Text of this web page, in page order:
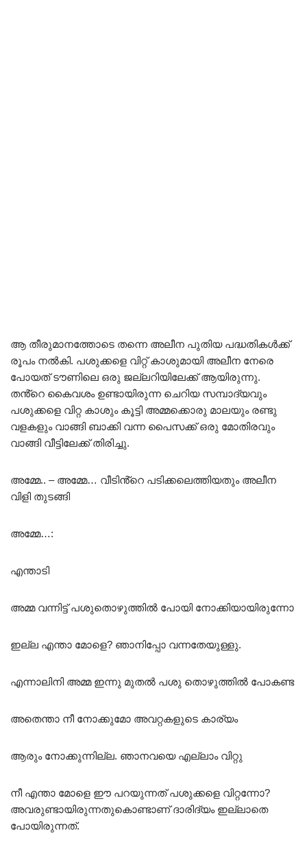
ആ തീരുമാനത്തോടെ തന്നെ അലീന പുതിയ പദ്ധതികൾക്ക്
രൂപം നൽകി. പശുക്കളെ വിറ്റ് കാശുമായി അലീന നേരെ
പോയത് ടൗണിലെ ഒരു ജല്ലറിയിലേക്ക് ആയിരുന്നു.
തൻ്റെ കൈവശം ഉണ്ടായിരുന്ന ചെറിയ സമ്പാദ്യവും
പശുക്കളെ വിറ്റ കാശും കൂട്ടി അമ്മക്കൊരു മാലയും രണ്ടു
വളകളും വാങ്ങി ബാക്കി വന്ന പൈസക്ക് ഒരു മോതിരവും
വാങ്ങി വീട്ടിലേക്ക് തിരിച്ചു.
അമ്മേ.. – അമ്മേ… വീടിൻ്റെ പടിക്കലെത്തിയതും അലീന
വിളി തുടങ്ങി
അമ്മേ…:
എന്താടി
അമ്മ വന്നിട്ട് പശുതൊഴുത്തിൽ പോയി നോക്കിയായിരുന്നോ
ഇല്ല എന്താ മോളെ? ഞാനിപ്പോ വന്നതേയുള്ളു.
എന്നാലിനി അമ്മ ഇന്നു മുതൽ പശു തൊഴുത്തിൽ പോകണ്ട
അതെന്താ നീ നോക്കുമോ അവറ്റകളുടെ കാര്യം
ആരും നോക്കുന്നില്ല. ഞാനവയെ എല്ലാം വിറ്റു
നീ എന്താ മോളെ ഈ പറയുന്നത് പശുക്കളെ വിറ്റന്നോ?
അവരുണ്ടായിരുന്നതുകൊണ്ടാണ് ദാരിദ്യം ഇല്ലാതെ
പോയിരുന്നത്.